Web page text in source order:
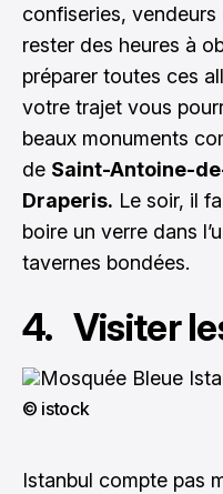
confiseries,
rester des heures à
préparer toutes ces
votre trajet vous
beaux monuments
de Saint-Antoine-
Draperis. Le soir, il
boire un verre dans
tavernes bondées.
4. Visiter
© istock
Istanbul compte pas